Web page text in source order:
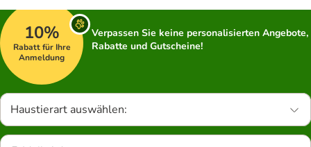
10%
Rabatt für Ihre
Anmeldung
Verpassen Sie keine personalisierten Angebote,
Rabatte und Gutscheine!
Haustierart auswählen: